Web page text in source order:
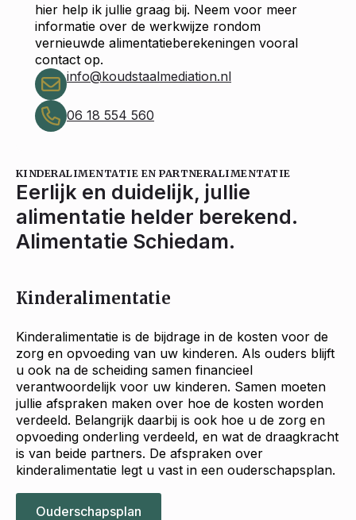
hier help ik jullie graag bij. Neem voor meer
informatie over de werkwijze rondom
vernieuwde alimentatieberekeningen vooral
contact op.
info@koudstaalmediation.nl
06 18 554 560
KINDERALIMENTATIE EN PARTNERALIMENTATIE
Eerlijk en duidelijk, jullie
alimentatie helder berekend.
Alimentatie Schiedam.
Kinderalimentatie
Kinderalimentatie is de bijdrage in de kosten voor de
zorg en opvoeding van uw kinderen. Als ouders blijft
u ook na de scheiding samen financieel
verantwoordelijk voor uw kinderen. Samen moeten
jullie afspraken maken over hoe de kosten worden
verdeeld. Belangrijk daarbij is ook hoe u de zorg en
opvoeding onderling verdeeld, en wat de draagkracht
is van beide partners. De afspraken over
kinderalimentatie legt u vast in een ouderschapsplan.
Ouderschapsplan